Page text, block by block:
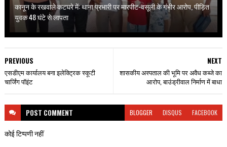
कानून के रखवाले कटघरे में: थाना प्रभारी पर मारपीट-वसूली के गंभीर आरोप, पीड़ित
युवक 48 घंटे से लापता
NEXT
शासकीय अस्पताल की भूमि पर अवैध कब्जे का
आरोप, बाउंड्रीवाल निर्माण में बाधा
PREVIOUS
एसडीएम कार्यालय बना इलेक्ट्रिक स्कूटी
चार्जिंग पॉइंट
POST COMMENT BLOGGER DISQUS FACEBOOK
कोई टिप्पणी नहीं